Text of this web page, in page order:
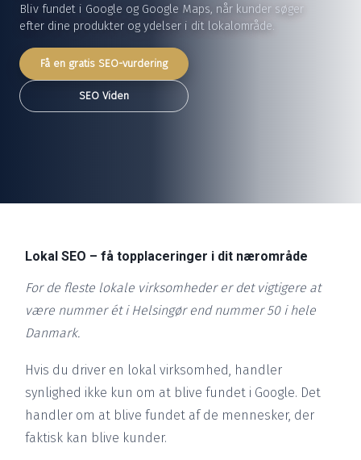
Bliv fundet i Google og Google Maps, når kunder søger
efter dine produkter og ydelser i dit lokalområde.
Få en gratis SEO-vurdering
SEO Viden
Lokal SEO – få topplaceringer i dit nærområde
For de fleste lokale virksomheder er det vigtigere at
være nummer ét i Helsingør end nummer 50 i hele
Danmark.
Hvis du driver en lokal virksomhed, handler
synlighed ikke kun om at blive fundet i Google. Det
handler om at blive fundet af de mennesker, der
faktisk kan blive kunder.